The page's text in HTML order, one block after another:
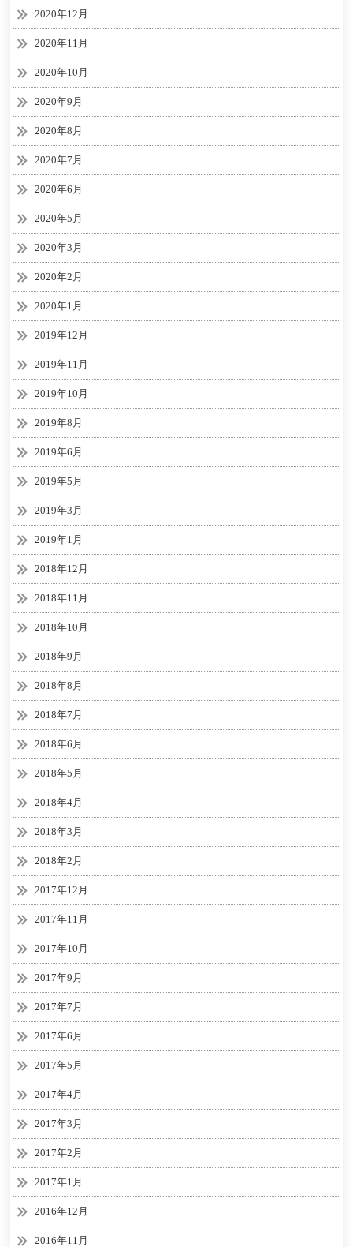
2020年12月
2020年11月
2020年10月
2020年9月
2020年8月
2020年7月
2020年6月
2020年5月
2020年3月
2020年2月
2020年1月
2019年12月
2019年11月
2019年10月
2019年8月
2019年6月
2019年5月
2019年3月
2019年1月
2018年12月
2018年11月
2018年10月
2018年9月
2018年8月
2018年7月
2018年6月
2018年5月
2018年4月
2018年3月
2018年2月
2017年12月
2017年11月
2017年10月
2017年9月
2017年7月
2017年6月
2017年5月
2017年4月
2017年3月
2017年2月
2017年1月
2016年12月
2016年11月